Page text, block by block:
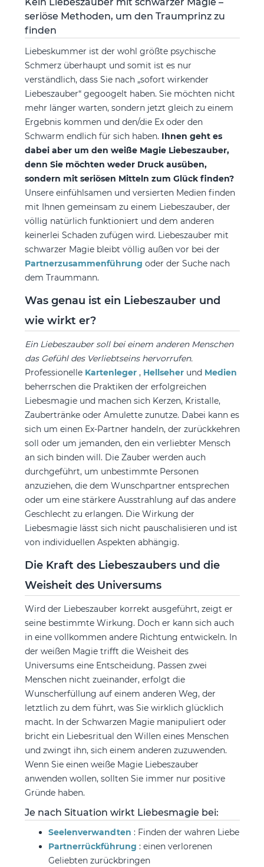
Kein Liebeszauber mit schwarzer Magie –
seriöse Methoden, um den Traumprinz zu
finden
Liebeskummer ist der wohl größte psychische
Schmerz überhaupt und somit ist es nur
verständlich, dass Sie nach „sofort wirkender
Liebeszauber“ gegoogelt haben. Sie möchten nicht
mehr länger warten, sondern jetzt gleich zu einem
Ergebnis kommen und den/die Ex oder den
Schwarm endlich für sich haben. Ihnen geht es
dabei aber um den weiße Magie Liebeszauber,
denn Sie möchten weder Druck ausüben,
sondern mit seriösen Mitteln zum Glück finden?
Unsere einfühlsamen und versierten Medien finden
mit Ihnen gemeinsam zu einem Liebeszauber, der
völlig natürlich funktioniert und dem anderen
keinerlei Schaden zufügen wird. Liebeszauber mit
schwarzer Magie bleibt völlig außen vor bei der
Partnerzusammenführung oder der Suche nach
dem Traummann.
Was genau ist ein Liebeszauber und
wie wirkt er?
Ein Liebeszauber soll bei einem anderen Menschen
das Gefühl des Verliebtseins hervorrufen.
Professionelle Kartenleger , Hellseher und Medien
beherrschen die Praktiken der erfolgreichen
Liebesmagie und machen sich Kerzen, Kristalle,
Zaubertränke oder Amulette zunutze. Dabei kann es
sich um einen Ex-Partner handeln, der zurückkehren
soll oder um jemanden, den ein verliebter Mensch
an sich binden will. Die Zauber werden auch
durchgeführt, um unbestimmte Personen
anzuziehen, die dem Wunschpartner entsprechen
oder um eine stärkere Ausstrahlung auf das andere
Geschlecht zu erlangen. Die Wirkung der
Liebesmagie lässt sich nicht pauschalisieren und ist
von individuellen Aspekten abhängig.
Die Kraft des Liebeszaubers und die
Weisheit des Universums
Wird der Liebeszauber korrekt ausgeführt, zeigt er
seine bestimmte Wirkung. Doch er kann sich auch
in eine vollkommen andere Richtung entwickeln. In
der weißen Magie trifft die Weisheit des
Universums eine Entscheidung. Passen zwei
Menschen nicht zueinander, erfolgt die
Wunscherfüllung auf einem anderen Weg, der
letztlich zu dem führt, was Sie wirklich glücklich
macht. In der Schwarzen Magie manipuliert oder
bricht ein Liebesritual den Willen eines Menschen
und zwingt ihn, sich einem anderen zuzuwenden.
Wenn Sie einen weiße Magie Liebeszauber
anwenden wollen, sollten Sie immer nur positive
Gründe haben.
Je nach Situation wirkt Liebesmagie bei:
Seelenverwandten : Finden der wahren Liebe
Partnerrückführung : einen verlorenen
Geliebten zurückbringen